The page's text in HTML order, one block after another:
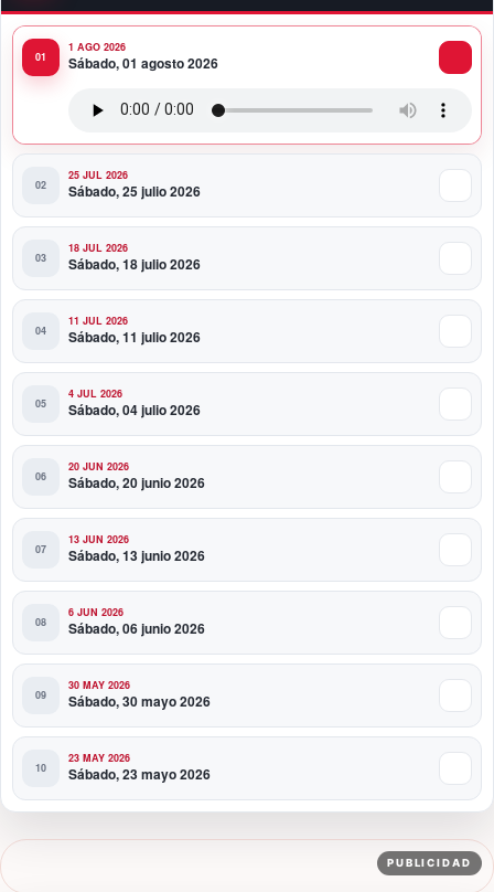
11:58 PM
Presidente Abinader viaja a Colombia para participar
1 AGO 2026
Sábado, 01 agosto 2026
25 JUL 2026
Sábado, 25 julio 2026
18 JUL 2026
Sábado, 18 julio 2026
11 JUL 2026
Sábado, 11 julio 2026
4 JUL 2026
Sábado, 04 julio 2026
20 JUN 2026
Sábado, 20 junio 2026
13 JUN 2026
Sábado, 13 junio 2026
6 JUN 2026
Sábado, 06 junio 2026
30 MAY 2026
Sábado, 30 mayo 2026
23 MAY 2026
Sábado, 23 mayo 2026
PUBLICIDAD